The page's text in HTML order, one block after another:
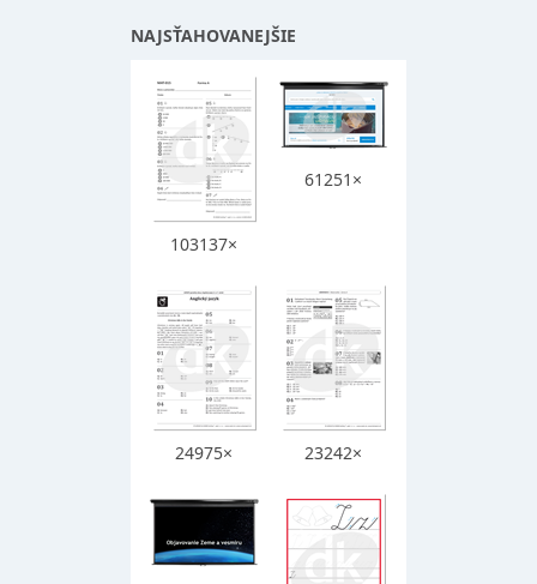
NAJSŤAHOVANEJŠIE
103137×
61251×
24975× 23242×